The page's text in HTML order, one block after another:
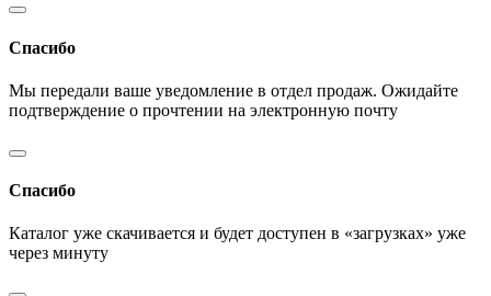
Спасибо
Мы передали ваше уведомление в отдел продаж. Ожидайте
подтверждение о прочтении на электронную почту
Спасибо
Каталог уже скачивается и будет доступен в «загрузках» уже
через минуту